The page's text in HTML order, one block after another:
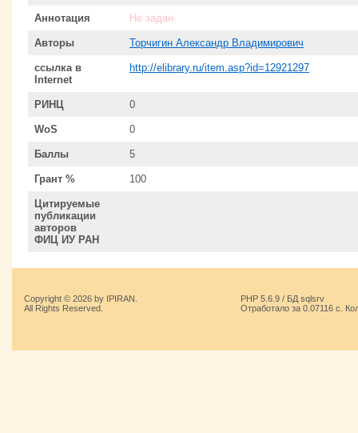
Аннотация Не задан
Авторы Торчигин Александр Владимирович
ссылка в
Internet
http://elibrary.ru/item.asp?id=12921297
РИНЦ 0
WoS 0
Баллы 5
Грант % 100
Цитируемые
публикации
авторов
ФИЦ ИУ РАН
Copyright © 2026 by IPIRAN.
All Rights Reserved.
PHP 5.6.9 / БД sqlsrv
Отработало за 0.07116 с.